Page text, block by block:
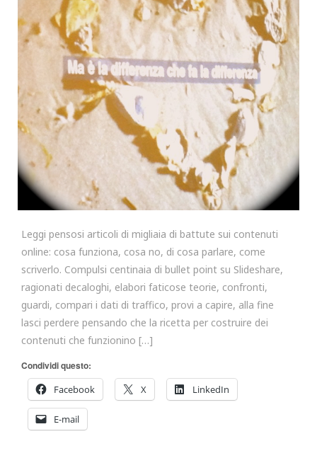
Leggi pensosi articoli di migliaia di battute sui contenuti
online: cosa funziona, cosa no, di cosa parlare, come
scriverlo. Compulsi centinaia di bullet point su Slideshare,
ragionati decaloghi, elabori faticose teorie, confronti,
guardi, compari i dati di traffico, provi a capire, alla fine
lasci perdere pensando che la ricetta per costruire dei
contenuti che funzionino […]
Condividi questo:
Facebook
X LinkedIn
E-mail